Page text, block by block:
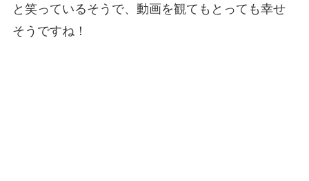
と笑っているそうで、動画を観てもとっても幸せ
そうですね！